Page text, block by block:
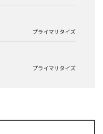
プライマリタイズ
プライマリタイズ